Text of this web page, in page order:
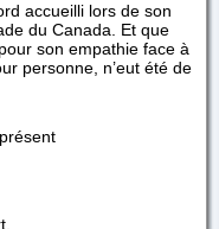
accueilli lors de son
du Canada. Et que
son empathie face à
personne, n’eut été de